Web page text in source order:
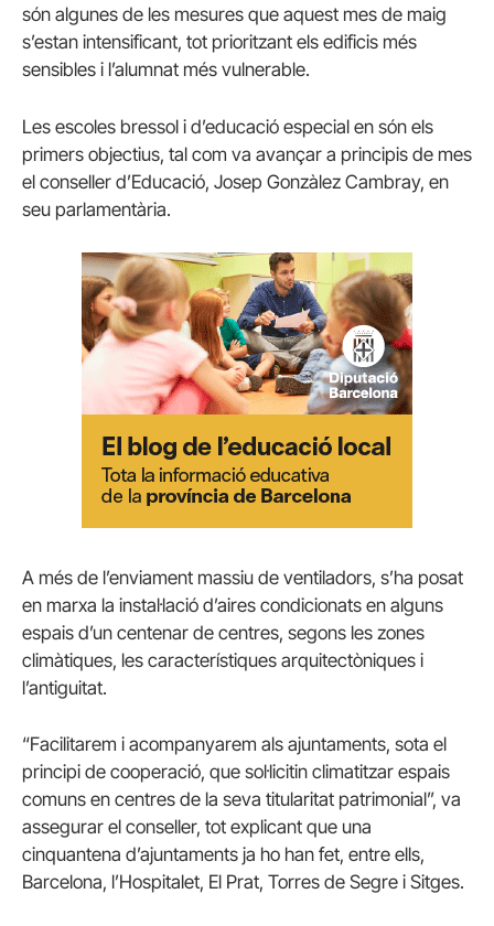
són algunes de les mesures que aquest mes de maig
s’estan intensificant, tot prioritzant els edificis més
sensibles i l’alumnat més vulnerable.
Les escoles bressol i d’educació especial en són els
primers objectius, tal com va avançar a principis de mes
el conseller d’Educació, Josep Gonzàlez Cambray, en
seu parlamentària.
A més de l’enviament massiu de ventiladors, s’ha posat
en marxa la instal·lació d’aires condicionats en alguns
espais d’un centenar de centres, segons les zones
climàtiques, les característiques arquitectòniques i
l’antiguitat.
“Facilitarem i acompanyarem als ajuntaments, sota el
principi de cooperació, que sol·licitin climatitzar espais
comuns en centres de la seva titularitat patrimonial”, va
assegurar el conseller, tot explicant que una
cinquantena d’ajuntaments ja ho han fet, entre ells,
Barcelona, l’Hospitalet, El Prat, Torres de Segre i Sitges.